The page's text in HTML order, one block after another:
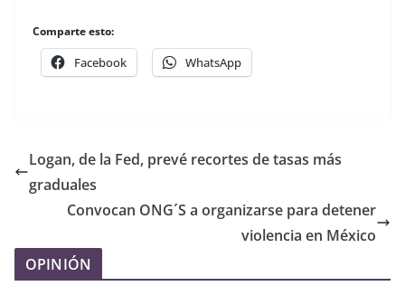
Comparte esto:
Facebook WhatsApp
Logan, de la Fed, prevé recortes de tasas más
graduales
Convocan ONG´S a organizarse para detener
violencia en México
OPINIÓN